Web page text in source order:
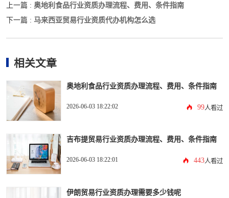
上一篇 : 奥地利食品行业资质办理流程、费用、条件指南
下一篇 : 马来西亚贸易行业资质代办机构怎么选
相关文章
奥地利食品行业资质办理流程、费用、条件指南
2026-06-03 18:22:02 99人看过
吉布提贸易行业资质办理流程、费用、条件指南
2026-06-03 18:22:01 443人看过
伊朗贸易行业资质办理需要多少钱呢